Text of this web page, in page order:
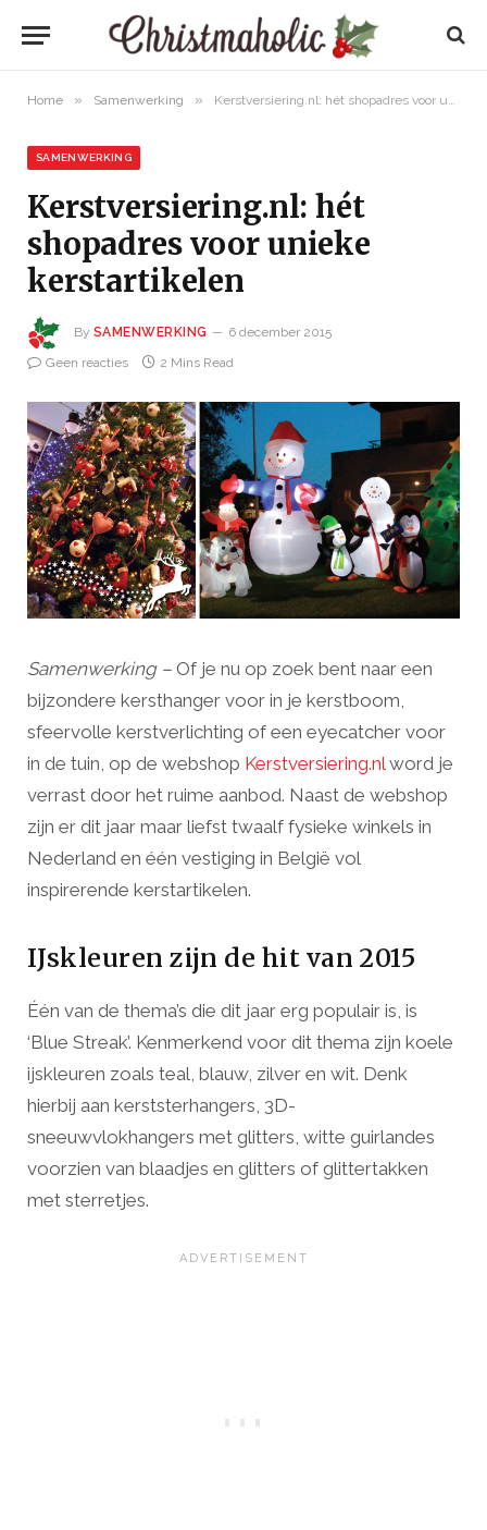
Home » Samenwerking » Kerstversiering.nl: hét shopadres voor unieke kerstartikelen
SAMENWERKING
Kerstversiering.nl: hét
shopadres voor unieke
kerstartikelen
By SAMENWERKING
6 december 2015
Geen reacties
2 Mins Read
Samenwerking – Of je nu op zoek bent naar een
bijzondere kersthanger voor in je kerstboom,
sfeervolle kerstverlichting of een eyecatcher voor
in de tuin, op de webshop Kerstversiering.nlword je
verrast door het ruime aanbod. Naast de webshop
zijn er dit jaar maar liefst twaalf fysieke winkels in
Nederland en één vestiging in België vol
inspirerende kerstartikelen.
IJskleuren zijn de hit van 2015
Één van de thema’s die dit jaar erg populair is, is
‘Blue Streak’. Kenmerkend voor dit thema zijn koele
ijskleuren zoals teal, blauw, zilver en wit. Denk
hierbij aan kerststerhangers, 3D-
sneeuwvlokhangers met glitters, witte guirlandes
voorzien van blaadjes en glitters of glittertakken
met sterretjes.